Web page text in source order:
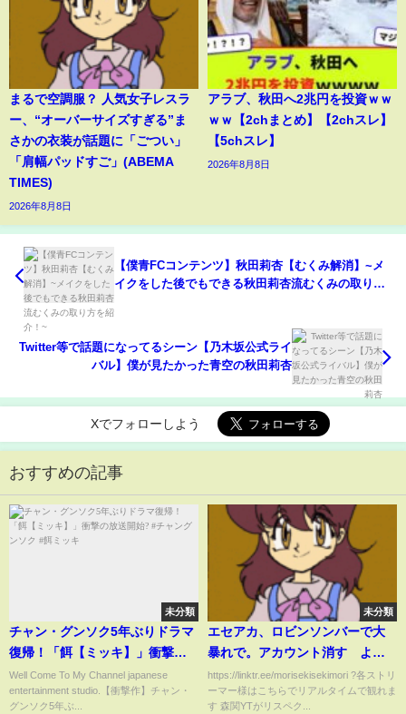
まるで空調服？ 人気女子レスラ
ー、“オーバーサイズすぎる”ま
さかの衣装が話題に「ごつい」
「肩幅パッドすご」(ABEMA
TIMES)
2026年8月8日
アラブ、秋田へ2兆円を投資ｗｗ
ｗｗ【2chまとめ】【2chスレ】
【5chスレ】
2026年8月8日
【僕青FCコンテンツ】秋田莉杏【むくみ解消】~メ
イクをした後でもできる秋田莉杏流むくみの取り方
Twitter等で話題になってるシーン【乃木坂公式ライ
バル】僕が見たかった青空の秋田莉杏
Xでフォローしよう
おすすめの記事
未分類
チャン・グンソク5年ぶりドラマ
復帰！「餌【ミッキ】」衝撃の
放送開始? #チャングンソク #餌
ミッキ
Well Come To My Channel japanese
entertainment studio.【衝撃作】チャン・
グンソク5年ぶ...
未分類
エセアカ、ロビンソンバーで大
暴れで。アカウント消す よっ
さん
https://linktr.ee/morisekisekimori ?各ストリ
ーマー様はこちらでリアルタイムで観れま
す 森関YTがリスペク...